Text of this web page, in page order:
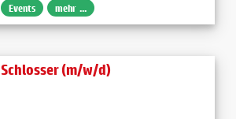
Events mehr ...
Schlosser (m/w/d)